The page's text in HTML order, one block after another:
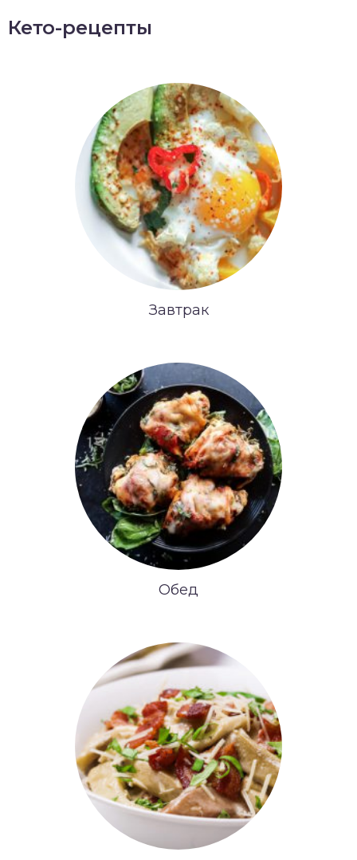
Кето-рецепты
Завтрак
Обед